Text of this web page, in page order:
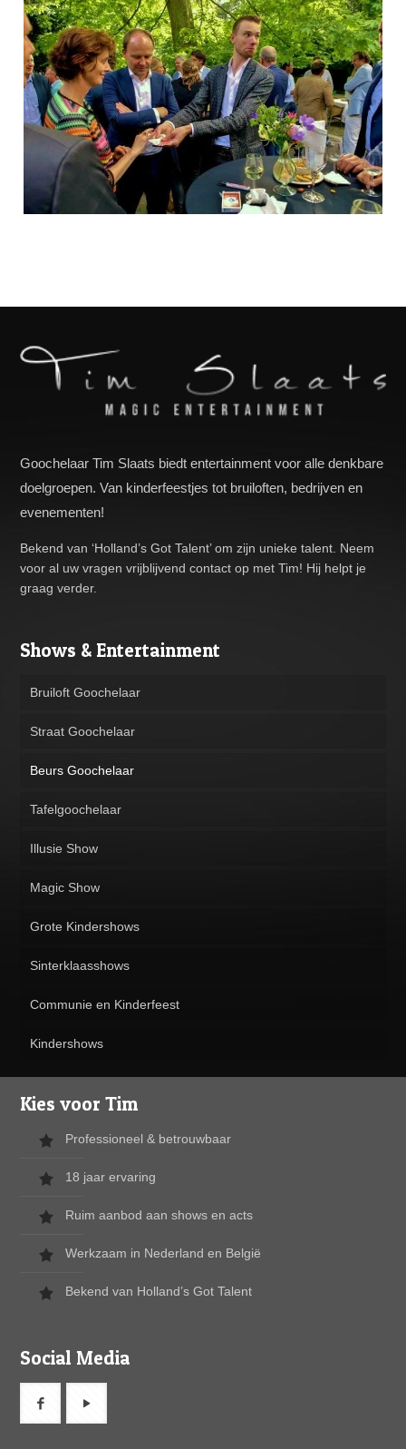
Goochelaar Tim Slaats biedt entertainment voor alle denkbare
doelgroepen. Van kinderfeestjes tot bruiloften, bedrijven en
evenementen!
Bekend van ‘Holland’s Got Talent’ om zijn unieke talent. Neem
voor al uw vragen vrijblijvend contact op met Tim! Hij helpt je
graag verder.
Shows & Entertainment
Bruiloft Goochelaar
Straat Goochelaar
Beurs Goochelaar
Tafelgoochelaar
Illusie Show
Magic Show
Grote Kindershows
Sinterklaasshows
Communie en Kinderfeest
Kindershows
Kies voor Tim
Professioneel & betrouwbaar
18 jaar ervaring
Ruim aanbod aan shows en acts
Werkzaam in Nederland en België
Bekend van Holland’s Got Talent
Social Media